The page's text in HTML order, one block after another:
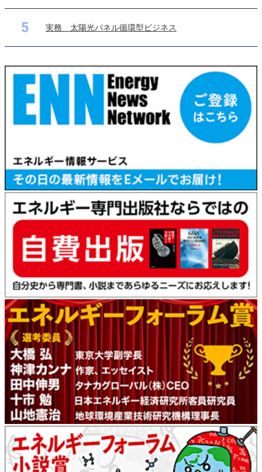
5 実務 太陽光パネル循環型ビジネス